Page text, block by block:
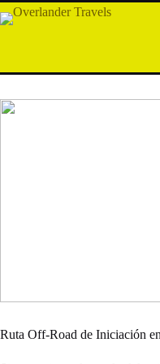
Saltar
al
Ruta Off-Road de Iniciación